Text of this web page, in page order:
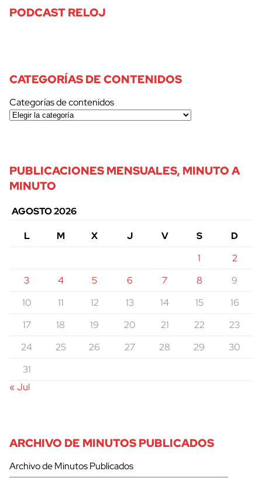
PODCAST RELOJ
CATEGORÍAS DE CONTENIDOS
Categorías de contenidos
PUBLICACIONES MENSUALES, MINUTO A
MINUTO
AGOSTO 2026
L
M X J V S
D
1
2
3
4 5 6 7 8
9
10
11 12 13 14 15
16
17
18 19 20 21 22
23
24
25 26 27 28 29
30
31
« Jul
ARCHIVO DE MINUTOS PUBLICADOS
Archivo de Minutos Publicados